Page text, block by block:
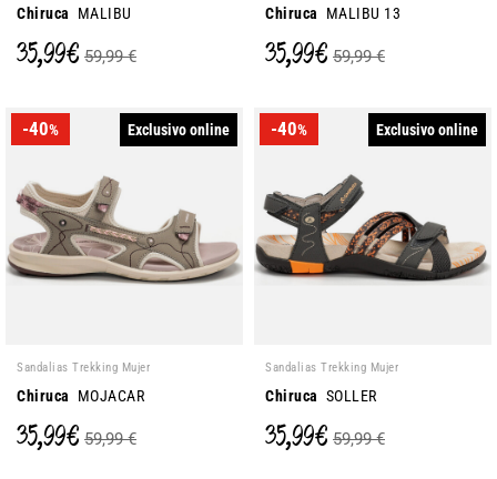
Chiruca MALIBU
35,99 € 59,99 €
Chiruca MALIBU 13
35,99 € 59,99 €
-40% Exclusivo online
Sandalias Trekking Mujer
Chiruca MOJACAR
35,99 € 59,99 €
-40% Exclusivo online
Sandalias Trekking Mujer
Chiruca SOLLER
35,99 € 59,99 €